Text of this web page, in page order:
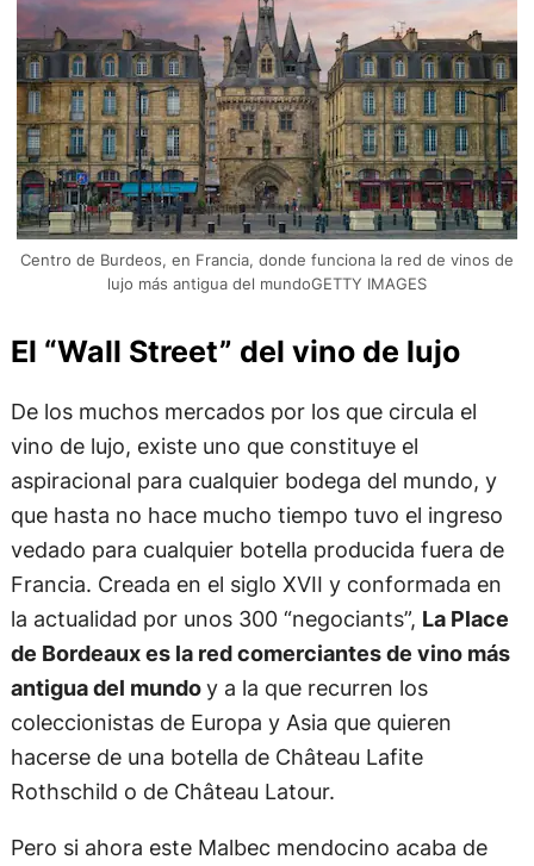
Centro de Burdeos, en Francia, donde funciona la red de vinos de
lujo más antigua del mundoGETTY IMAGES
El “Wall Street” del vino de lujo
De los muchos mercados por los que circula el
vino de lujo, existe uno que constituye el
aspiracional para cualquier bodega del mundo, y
que hasta no hace mucho tiempo tuvo el ingreso
vedado para cualquier botella producida fuera de
Francia. Creada en el siglo XVII y conformada en
la actualidad por unos 300 “negociants”, La Place
de Bordeaux es la red comerciantes de vino más
antigua del mundoy a la que recurren los
coleccionistas de Europa y Asia que quieren
hacerse de una botella de Château Lafite
Rothschild o de Château Latour.
Pero si ahora este Malbec mendocino acaba de